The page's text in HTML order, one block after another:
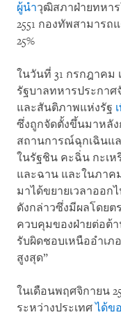
ผู้นำวุฒิสภาฝ่ายทหา
2551 กองทัพสามาร
25%
ในวันที่ 31 กรกฎาคม
รัฐบาลทหารประกา
และสันติภาพแห่งรัฐ
ซึ่งถูกจัดตั้งขึ้นมาหลัง
สถานการณ์ฉุกเฉินแ
ในรัฐชิน คะฉิ่น กะเห
และฉาน และในภาค
มาได้ขยายเวลาออก
ดังกล่าวซึ่งมีผลโดยต
ควบคุมของฝ่ายต่อต้า
รับผิดชอบเหนืออำเ
สูงสุด”
ในเดือนพฤศจิกายน
ระหว่างประเทศได้ขอ